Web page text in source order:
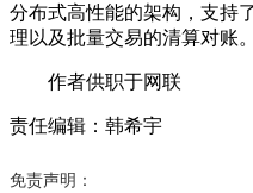
分布式高性能的架构，支持
理以及批量交易的清算对账。
作者供职于网联
责任编辑：韩希宇
免责声明：